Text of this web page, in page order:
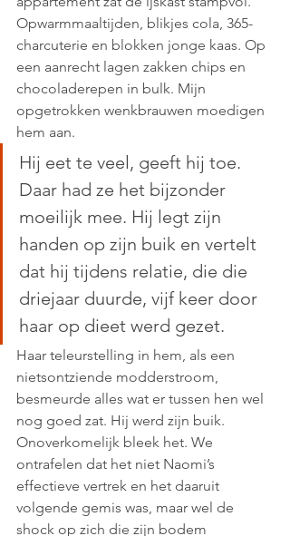
Opwarmmaaltijden, blikjes cola, 365-
charcuterie en blokken jonge kaas. Op
een aanrecht lagen zakken chips en
chocoladerepen in bulk. Mijn
opgetrokken wenkbrauwen moedigen
hem aan.
Hij eet te veel, geeft hij toe.
Daar had ze het bijzonder
moeilijk mee. Hij legt zijn
handen op zijn buik en vertelt
dat hij tijdens relatie, die die
driejaar duurde, vijf keer door
haar op dieet werd gezet.
Haar teleurstelling in hem, als een
nietsontziende modderstroom,
besmeurde alles wat er tussen hen wel
nog goed zat. Hij werd zijn buik.
Onoverkomelijk bleek het. We
ontrafelen dat het niet Naomi’s
effectieve vertrek en het daaruit
volgende gemis was, maar wel de
shock op zich die zijn bodem